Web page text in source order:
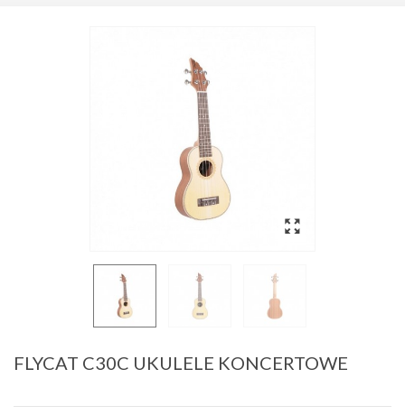
FLYCAT C30C UKULELE KONCERTOWE